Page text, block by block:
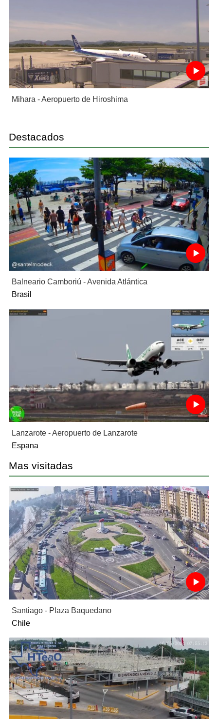
Mihara - Aeropuerto de Hiroshima
Destacados
Balneario Camboriú - Avenida Atlántica
Brasil
Lanzarote - Aeropuerto de Lanzarote
Espana
Mas visitadas
Santiago - Plaza Baquedano
Chile